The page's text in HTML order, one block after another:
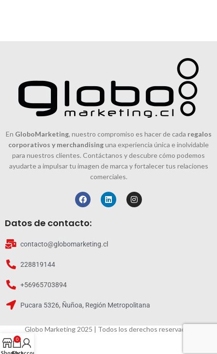
En GloboMarketing, nuestro compromiso es hacer de cada regalos
corporativos y merchandisinguna experiencia única e inolvidable
para nuestros clientes. Contáctanos y descubre cómo podemos
ayudarte a impulsar tu imagen de marca y fortalecer tus relaciones
comerciales.
Datos de contacto:
contacto@globomarketing.cl
228819144
+56965703894
Pucara 5326, Ñuñoa, Región Metropolitana
Globo Marketing 2025 | Todos los derechos reservados
0